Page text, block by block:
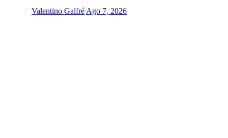
Valentino GalfréAgo 7, 2026